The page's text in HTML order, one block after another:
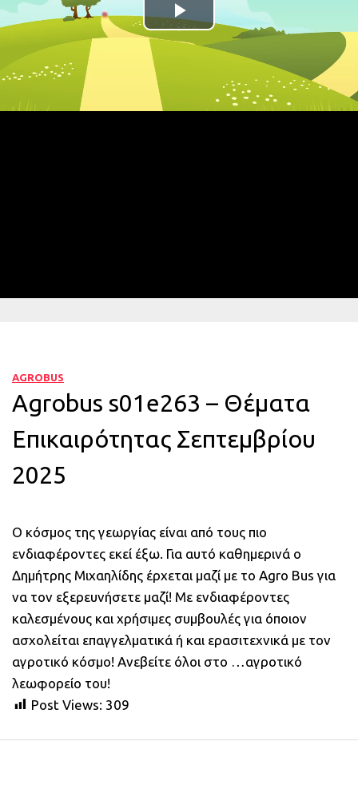
Play
Video
AGROBUS
Agrobus s01e263 – Θέματα
Επικαιρότητας Σεπτεμβρίου
2025
Ο κόσμος της γεωργίας είναι από τους πιο
ενδιαφέροντες εκεί έξω. Για αυτό καθημερινά ο
Δημήτρης Μιχαηλίδης έρχεται μαζί με το Agro Bus για
να τον εξερευνήσετε μαζί! Με ενδιαφέροντες
καλεσμένους και χρήσιμες συμβουλές για όποιον
ασχολείται επαγγελματικά ή και ερασιτεχνικά με τον
αγροτικό κόσμο! Ανεβείτε όλοι στο …αγροτικό
λεωφορείο του!
Post Views: 309